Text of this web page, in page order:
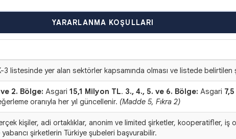
YARARLANMA KOŞULLARI
3 listesinde yer alan sektörler kapsamında olması ve listede belirtilen
ve 2. Bölge: Asgari 15,1 Milyon TL. 3., 4., 5. ve 6. Bölge: Asgari
oranıyla her yıl güncellenir. (Madde 5, Fıkra 2)
kişiler, adi ortaklıklar, anonim ve limited şirketler, kooperatifler, iş
yabancı şirketlerin Türkiye şubeleri başvurabilir.